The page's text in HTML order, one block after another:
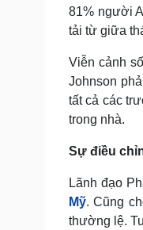
81% người
tải từ giữa
Viễn cảnh
Johnson
tất cả các
trong nhà.
Sự điều
Lãnh đạo
Mỹ. Cũng
thường lệ.